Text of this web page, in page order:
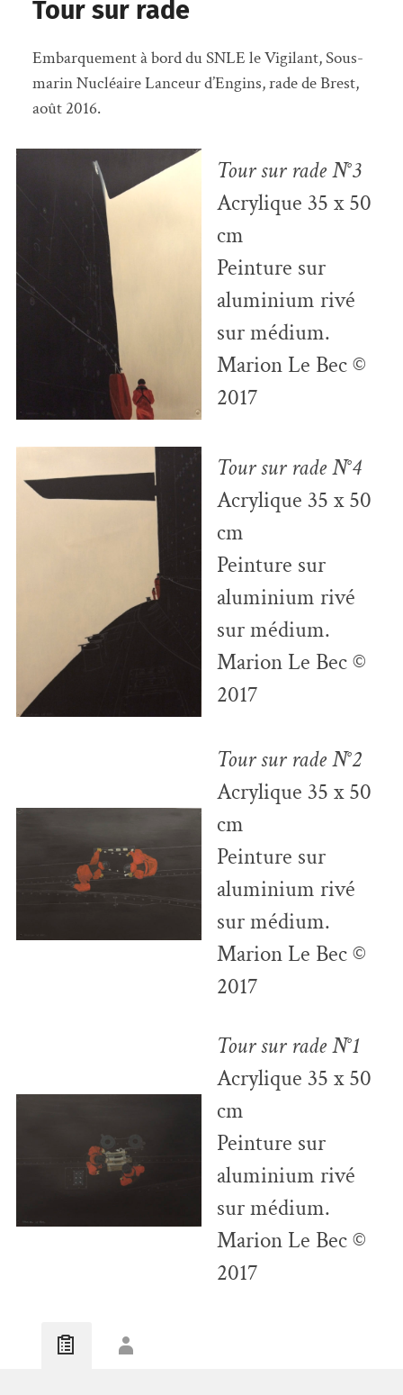
Tour sur rade
Embarquement à bord du SNLE le Vigilant, Sous-
marin Nucléaire Lanceur d’Engins, rade de Brest,
août 2016.
Tour sur rade N°3
Acrylique 35 x 50
cm
Peinture sur
aluminium rivé
sur médium.
Marion Le Bec ©
2017
Tour sur rade N°4
Acrylique 35 x 50
cm
Peinture sur
aluminium rivé
sur médium.
Marion Le Bec ©
2017
Tour sur rade N°2
Acrylique 35 x 50
cm
Peinture sur
aluminium rivé
sur médium.
Marion Le Bec ©
2017
Tour sur rade N°1
Acrylique 35 x 50
cm
Peinture sur
aluminium rivé
sur médium.
Marion Le Bec ©
2017